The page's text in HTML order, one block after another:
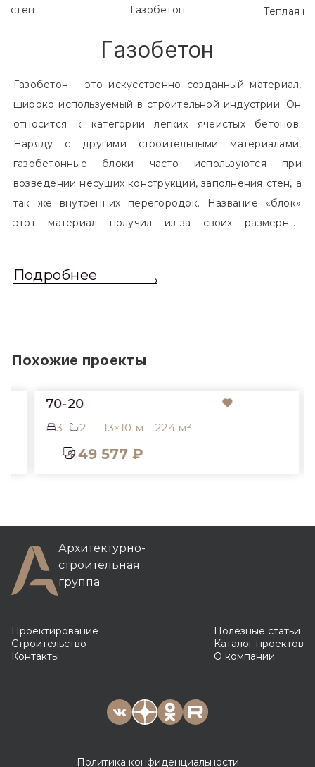
Газобетон Теплая
Газобетон
Газобетон – это искусственно созданный материал,
широко используемый в строительной индустрии. Он
относится к категории легких ячеистых бетонов.
Наряду с другими строительными материалами,
газобетонные блоки часто используются при
возведении несущих конструкций, заполнения стен, а
так же внутренних перегородок. Название «блок»
этот материал получил из-за своих размерных
обычный одинарный кирпич. Размер блоков различен
Подробнее
Похожие проекты
70-20
3 2 13×10 м 224 м²
49 577 ₽
Архитектурно-
строительная
группа
Проектирование
Строительство
Контакты
Полезные статьи
Каталог проектов
О компании
Политика конфиденциальности